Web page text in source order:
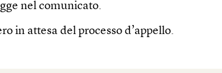
nel comunicato.
in attesa del processo d’appello.